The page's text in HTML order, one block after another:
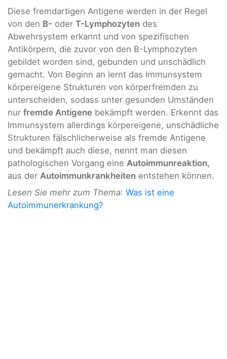
Diese fremdartigen Antigene werden in der Regel
von den B- oder T-Lymphozyten des
Abwehrsystem erkannt und von spezifischen
Antikörpern, die zuvor von den B-Lymphozyten
gebildet worden sind, gebunden und unschädlich
gemacht. Von Beginn an lernt das Immunsystem
körpereigene Strukturen von körperfremden zu
unterscheiden, sodass unter gesunden Umständen
nur fremde Antigene bekämpft werden. Erkennt das
Immunsystem allerdings körpereigene, unschädliche
Strukturen fälschlicherweise als fremde Antigene
und bekämpft auch diese, nennt man diesen
pathologischen Vorgang eine Autoimmunreaktion,
aus der Autoimmunkrankheiten entstehen können.
Lesen Sie mehr zum Thema: Was ist eine
Autoimmunerkrankung?